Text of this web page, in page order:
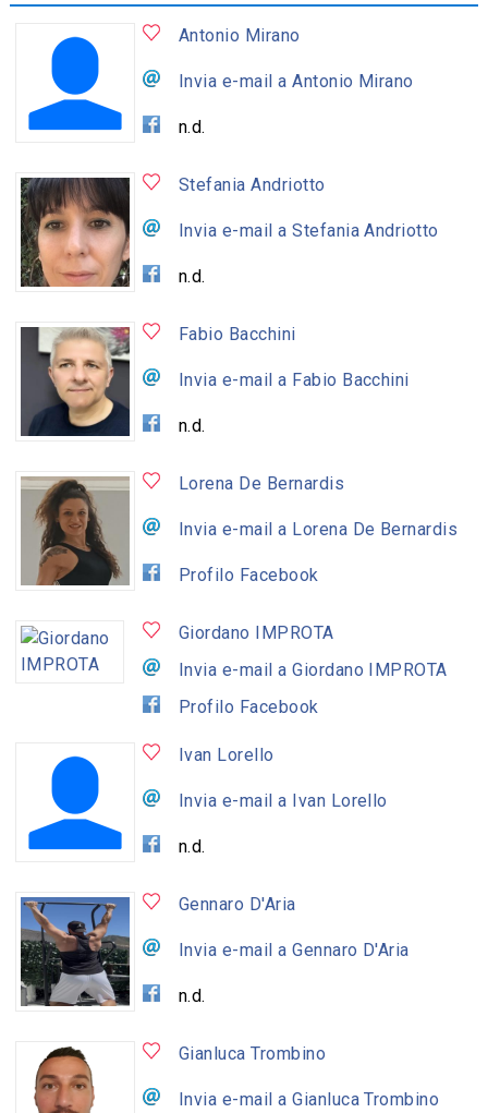
Antonio Mirano
Invia e-mail a Antonio Mirano
n.d.
Stefania Andriotto
Invia e-mail a Stefania Andriotto
n.d.
Fabio Bacchini
Invia e-mail a Fabio Bacchini
n.d.
Lorena De Bernardis
Invia e-mail a Lorena De Bernardis
Profilo Facebook
Giordano IMPROTA
Invia e-mail a Giordano IMPROTA
Profilo Facebook
Ivan Lorello
Invia e-mail a Ivan Lorello
n.d.
Gennaro D'Aria
Invia e-mail a Gennaro D'Aria
n.d.
Gianluca Trombino
Invia e-mail a Gianluca Trombino